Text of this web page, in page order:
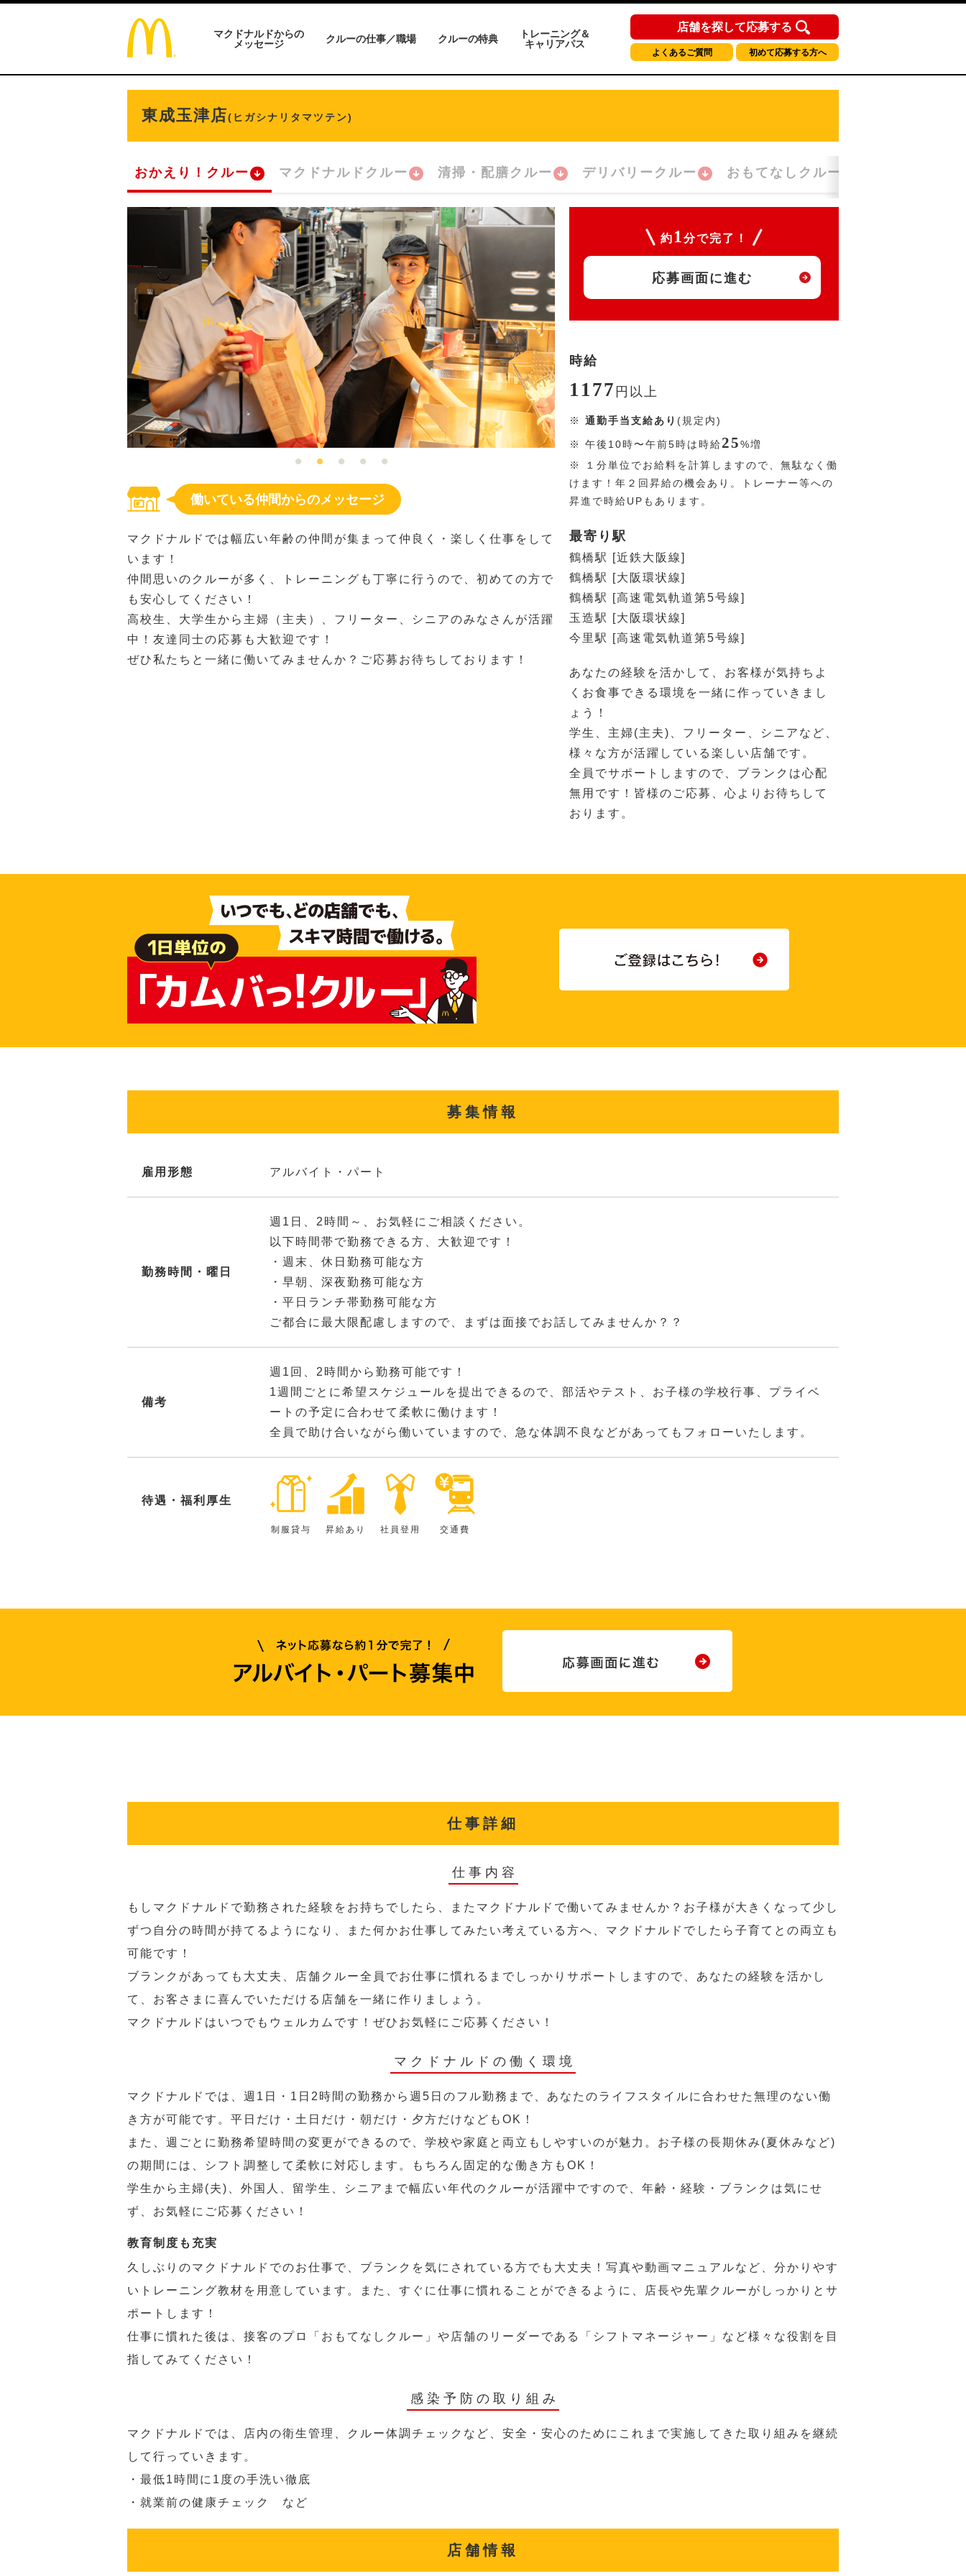
マクドナルドからの
メッセージ
クルーの仕事／職場 クルーの特典
トレーニング＆
キャリアパス
店舗を探して応募する
よくあるご質問 初めて応募する方へ
東成玉津店(ヒガシナリタマツテン)
おかえり！クルー マクドナルドクルー 清掃・配膳クルー デリバリークルー おもてなしクルー
働いている仲間からのメッセージ
マクドナルドでは幅広い年齢の仲間が集まって仲良く・楽しく仕事をして
います！
仲間思いのクルーが多く、トレーニングも丁寧に行うので、初めての方で
も安心してください！
高校生、大学生から主婦（主夫）、フリーター、シニアのみなさんが活躍
中！友達同士の応募も大歓迎です！
ぜひ私たちと一緒に働いてみませんか？ご応募お待ちしております！
約 1 分で完了！
応募画面に進む
時給
1177 円 以上
※ 通勤手当支給あり (規定内)
※ 午後10時〜午前5時は時給25%増
※
１分単位でお給料を計算しますので、無駄なく働
けます！年２回昇給の機会あり。トレーナー等への
昇進で時給UPもあります。
最寄り駅
鶴橋駅 [近鉄大阪線]
鶴橋駅 [大阪環状線]
鶴橋駅 [高速電気軌道第5号線]
玉造駅 [大阪環状線]
今里駅 [高速電気軌道第5号線]
あなたの経験を活かして、お客様が気持ちよ
くお食事できる環境を一緒に作っていきまし
ょう！
学生、主婦(主夫)、フリーター、シニアなど、
様々な方が活躍している楽しい店舗です。
全員でサポートしますので、ブランクは心配
無用です！皆様のご応募、心よりお待ちして
おります。
募集情報
雇用形態 アルバイト・パート
勤務時間・曜日
週1日、2時間～、お気軽にご相談ください。
以下時間帯で勤務できる方、大歓迎です！
・週末、休日勤務可能な方
・早朝、深夜勤務可能な方
・平日ランチ帯勤務可能な方
ご都合に最大限配慮しますので、まずは面接でお話してみませんか？？
備考
週1回、2時間から勤務可能です！
1週間ごとに希望スケジュールを提出できるので、部活やテスト、お子様の学校行事、プライベ
ートの予定に合わせて柔軟に働けます！
全員で助け合いながら働いていますので、急な体調不良などがあってもフォローいたします。
待遇・福利厚生
制服貸与 昇給あり 社員登用 交通費
仕事詳細
仕事内容
もしマクドナルドで勤務された経験をお持ちでしたら、またマクドナルドで働いてみませんか？お子様が大きくなって少し
ずつ自分の時間が持てるようになり、また何かお仕事してみたい考えている方へ、マクドナルドでしたら子育てとの両立も
可能です！
ブランクがあっても大丈夫、店舗クルー全員でお仕事に慣れるまでしっかりサポートしますので、あなたの経験を活かし
て、お客さまに喜んでいただける店舗を一緒に作りましょう。
マクドナルドはいつでもウェルカムです！ぜひお気軽にご応募ください！
マクドナルドの働く環境
マクドナルドでは、週1日・1日2時間の勤務から週5日のフル勤務まで、あなたのライフスタイルに合わせた無理のない働
き方が可能です。平日だけ・土日だけ・朝だけ・夕方だけなどもOK！
また、週ごとに勤務希望時間の変更ができるので、学校や家庭と両立もしやすいのが魅力。お子様の長期休み(夏休みなど)
の期間には、シフト調整して柔軟に対応します。もちろん固定的な働き方もOK！
学生から主婦(夫)、外国人、留学生、シニアまで幅広い年代のクルーが活躍中ですので、年齢・経験・ブランクは気にせ
ず、お気軽にご応募ください！
教育制度も充実
久しぶりのマクドナルドでのお仕事で、ブランクを気にされている方でも大丈夫！写真や動画マニュアルなど、分かりやす
いトレーニング教材を用意しています。また、すぐに仕事に慣れることができるように、店長や先輩クルーがしっかりとサ
ポートします！
仕事に慣れた後は、接客のプロ「おもてなしクルー」や店舗のリーダーである「シフトマネージャー」など様々な役割を目
指してみてください！
感染予防の取り組み
マクドナルドでは、店内の衛生管理、クルー体調チェックなど、安全・安心のためにこれまで実施してきた取り組みを継続
して行っていきます。
・最低1時間に1度の手洗い徹底
・就業前の健康チェック など
店舗情報